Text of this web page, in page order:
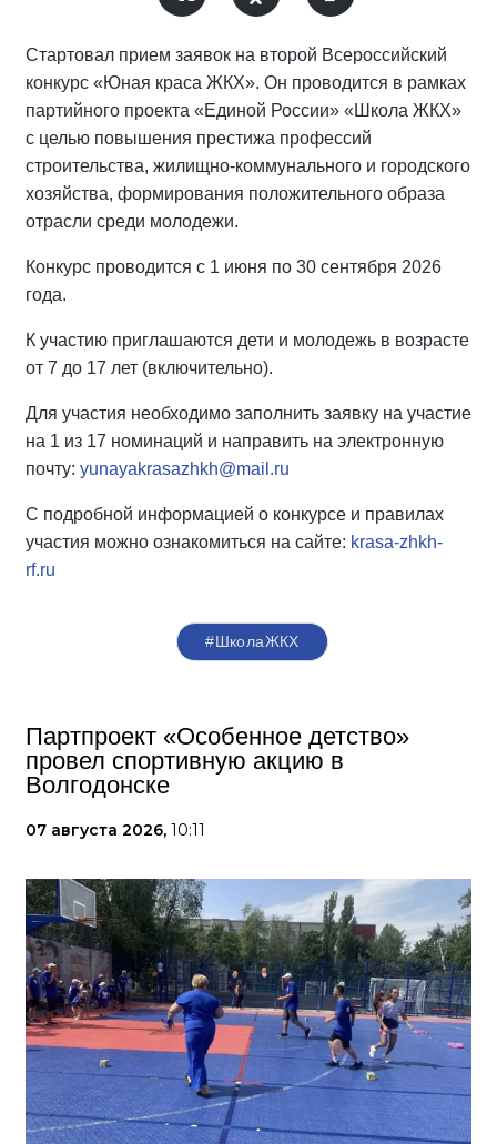
Стартовал прием заявок на второй Всероссийский
конкурс «Юная краса ЖКХ». Он проводится в рамках
партийного проекта «Единой России» «Школа ЖКХ»
с целью повышения престижа профессий
строительства, жилищно-коммунального и городского
хозяйства, формирования положительного образа
отрасли среди молодежи.
Конкурс проводится с 1 июня по 30 сентября 2026
года.
К участию приглашаются дети и молодежь в возрасте
от 7 до 17 лет (включительно).
Для участия необходимо заполнить заявку на участие
на 1 из 17 номинаций и направить на электронную
почту: yunayakrasazhkh@mail.ru
С подробной информацией о конкурсе и правилах
участия можно ознакомиться на сайте: krasa-zhkh-
rf.ru
#ШколаЖКХ
Партпроект «Особенное детство»
провел спортивную акцию в
Волгодонске
07 августа 2026, 10:11